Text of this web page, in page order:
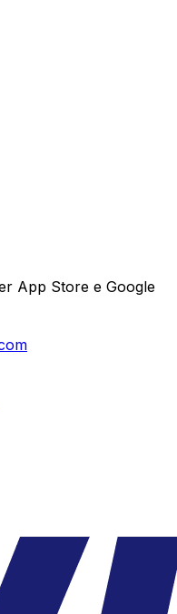
App Store e Google